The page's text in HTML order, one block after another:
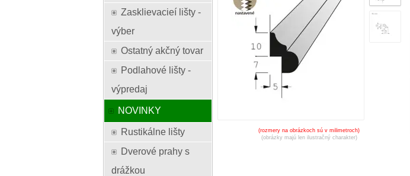
Zasklievacieí lišty -
výber
Ostatný akčný tovar
Podlahové lišty -
výpredaj
NOVINKY
Rustikálne lišty
Dverové prahy s
drážkou
(rozmery na obrázkoch sú v milimetroch)
(obrázky majú len ilustračný charakter)